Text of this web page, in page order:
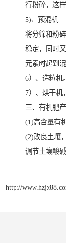
行粉碎，这
5)、预混机
将分筛和粉
稳定，同时
元素时起到混
6）、造粒机
7）、烘干机
三、有机肥
(1)高含量有
(2)改良土壤
调节土壤酸碱
http://